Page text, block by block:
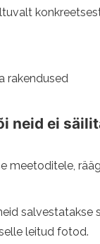
rakendused
neid ei
leitud fotod.